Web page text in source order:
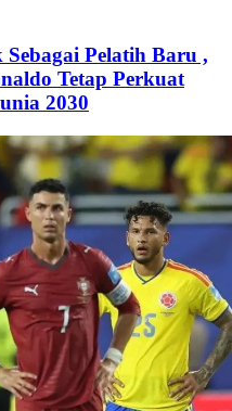
Pelatih Baru ,
Tetap Perkuat
2030